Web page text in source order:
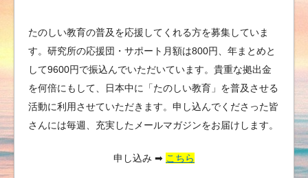
たのしい教育の普及を応援してくれる方を募集していま
す。研究所の応援団・サポート月額は800円、年まとめと
して9600円で振込んでいただいています。貴重な拠出金
を何倍にもして、日本中に「たのしい教育」を普及させる
活動に利用させていただきます。申し込んでくださった皆
さんには毎週、充実したメールマガジンをお届けします。
申し込み ➡︎ こちら